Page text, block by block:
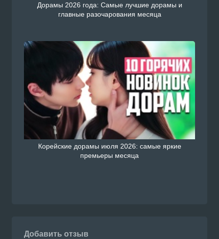
Дорамы 2026 года: Самые лучшие дорамы и
главные разочарования месяца
Корейские дорамы июля 2026: самые яркие
премьеры месяца
Добавить отзыв